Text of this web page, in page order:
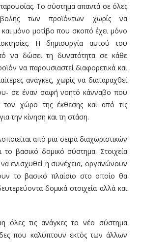
παρουσίας. Το σύστημα απαντά σε όλες
των προϊόντων χωρίς να
και μόνο μοτίβο που σκοπό έχει μόνο
Η δημιουργία αυτού του
να δώσει τη δυνατότητα σε κάθε
να παρουσιαστεί διαφορετικά και
ανάγκες, χωρίς να διαταραχθεί
σε έναν σαφή νοητό κάνναβο που
τον χώρο της έκθεσης και από τις
την κίνηση και τη στάση.
από μια σειρά διαχωριστικών
βασικό δομικό σύστημα. Στοιχεία
ενισχυθεί η συνέχεια, οργανώνουν
το βασικό πλαίσιο στο οποίο θα
δομικά στοιχεία αλλά και
όλες τις ανάγκες το νέο σύστημα
που καλύπτουν εκτός των άλλων